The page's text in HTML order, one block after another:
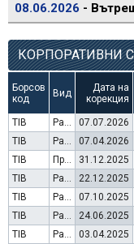
08.06.2026 -
КОРПОРАТИВНИ
Борсов
код
Вид
Дата на
корекция
TIB Раздаване на дивидент 07.07.2026
TIB
Раздаване на дивидент 07.04.2026
TIB
Преминаване към търговия в Евро 31.12.2025
TIB
Раздаване на дивидент 22.12.2025
TIB
Раздаване на дивидент 07.10.2025
TIB
Раздаване на дивидент 24.06.2025
TIB
Раздаване на дивидент 03.04.2025